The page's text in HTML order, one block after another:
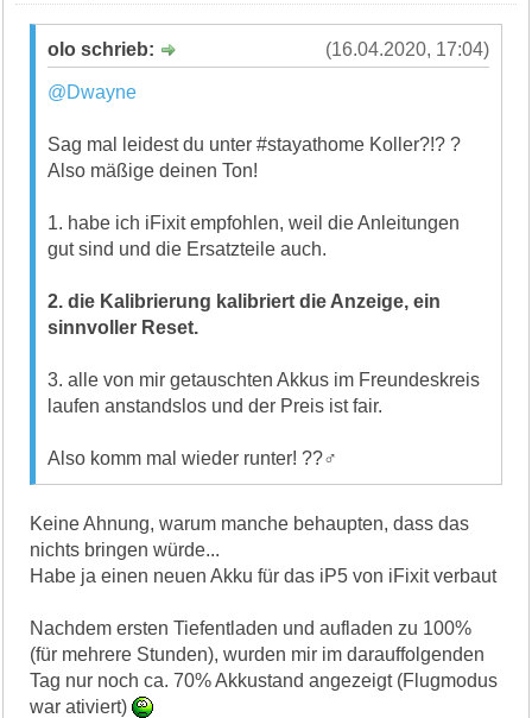
(16.04.2020, 17:04)
olo schrieb:
@Dwayne
Sag mal leidest du unter #stayathome Koller?!? ?
Also mäßige deinen Ton!
1. habe ich iFixit empfohlen, weil die Anleitungen
gut sind und die Ersatzteile auch.
2. die Kalibrierung kalibriert die Anzeige, ein
sinnvoller Reset.
3. alle von mir getauschten Akkus im Freundeskreis
laufen anstandslos und der Preis ist fair.
Also komm mal wieder runter! ??‍♂️
Keine Ahnung, warum manche behaupten, dass das
nichts bringen würde...
Habe ja einen neuen Akku für das iP5 von iFixit verbaut
Nachdem ersten Tiefentladen und aufladen zu 100%
(für mehrere Stunden), wurden mir im darauffolgenden
Tag nur noch ca. 70% Akkustand angezeigt (Flugmodus
war ativiert)